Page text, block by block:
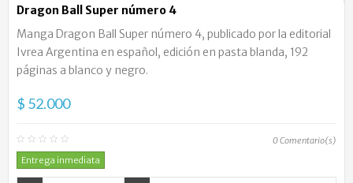
Dragon Ball Super número 4
Manga Dragon Ball Super número 4, publicado por la editorial
Ivrea Argentina en español, edición en pasta blanda, 192
páginas a blanco y negro.
$ 52.000
0Comentario(s)
Entrega inmediata